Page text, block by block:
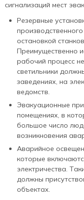
сигнализаций мест
Резервные
остановкой
Преимущественно
рабочий процесс
светильники
заведениях, на
ведомств.
Эвакуационные
помещениях, в
большое число
возникновения
Аварийное
которые
электричества.
должны
объектах.